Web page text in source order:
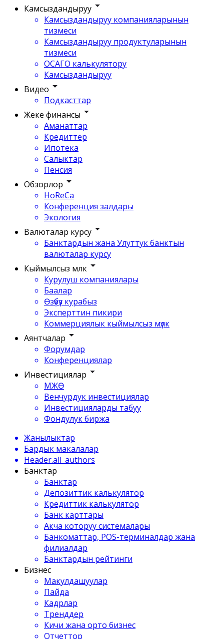
Камсыздандыруу
Камсыздандыруу компанияларынын
тизмеси
Камсыздандыруу продуктуларынын
тизмеси
ОСАГО калькулятору
Камсыздандыруу
Видео
Подкасттар
Жеке финансы
Аманаттар
Кредиттер
Ипотека
Салыктар
Пенсия
Обзорлор
HoReCa
Конференция залдары
Экология
Валюталар курсу
Банктардын жана Улуттук банктын
валюталар курсу
Кыймылсыз мүлк
Курулуш компаниялары
Баалар
Өзүбүз курабыз
Эксперттин пикири
Коммерциялык кыймылсыз мүлк
Аянтчалар
Форумдар
Конференциялар
Инвестициялар
МЖӨ
Венчурдук инвестициялар
Инвестицияларды табуу
Фондулук биржа
Жанылыктар
Бардык макалалар
Header.all_authors
Банктар
Банктар
Депозиттик калькулятор
Кредиттик калькулятор
Банк карттары
Акча которуу системалары
Банкоматтар, POS-терминалдар жана
филиалдар
Банктардын рейтинги
Бизнес
Макулдашуулар
Пайда
Кадрлар
Тренддер
Кичи жана орто бизнес
Отчеттор